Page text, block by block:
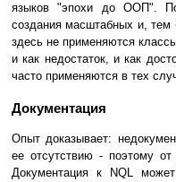
языков "эпохи до ООП".
создания масштабных и, тем
здесь не применяются
и как недостаток, и как
часто применяются в тех
Документация
Опыт доказывает:
ее отсутствию - поэтому от
Документация к NQL